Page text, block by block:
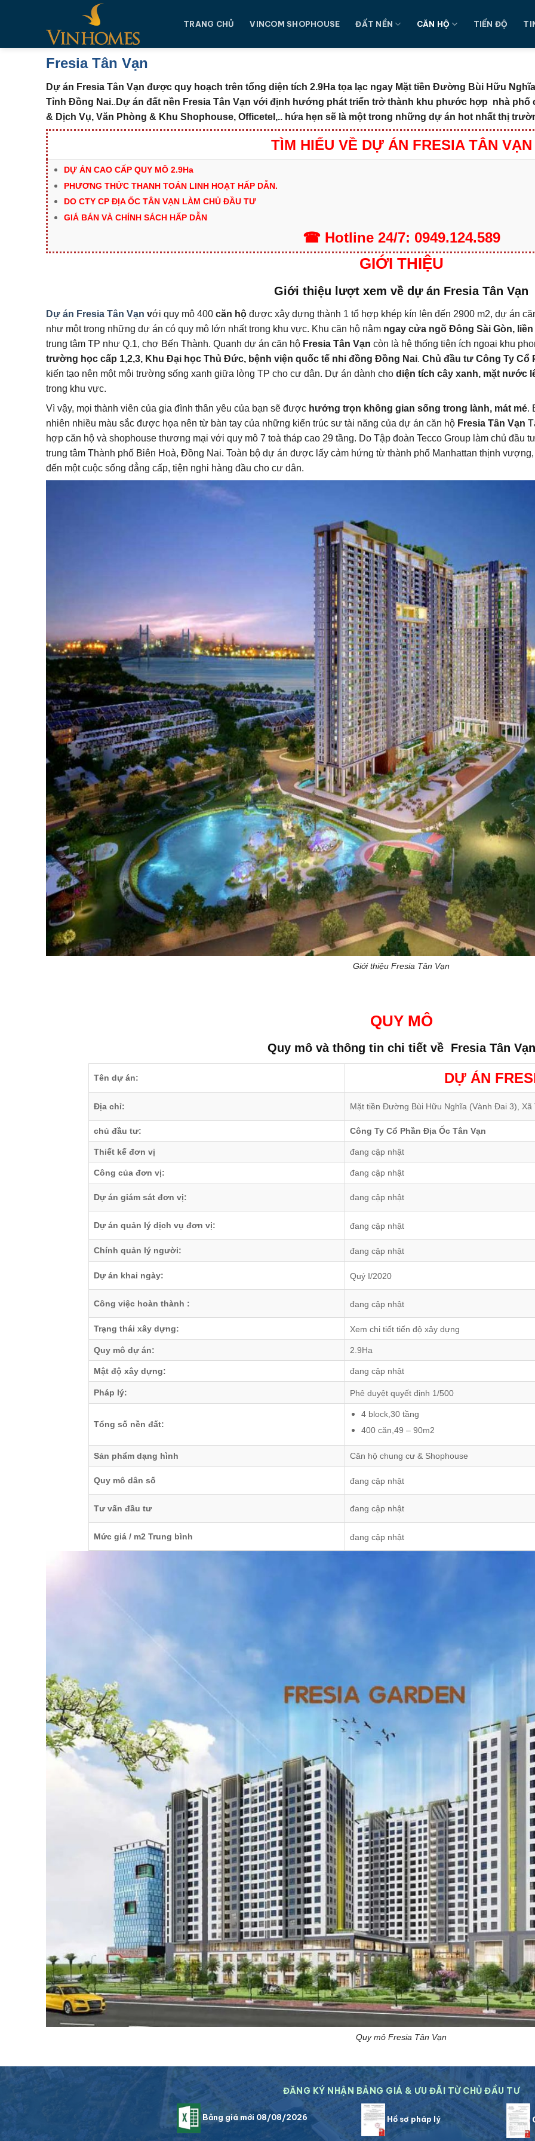
dung
TRANG CHỦ VINCOM SHOPHOUSE ĐẤT NỀN CĂN HỘ TIẾN ĐỘ
Fresia Tân Vạn
Dự án Fresia Tân Vạn được quy hoạch trên tổng diện tích 2.9Ha tọa lạc ngay Mặt tiền Đường Bùi Hữu
Tỉnh Đồng Nai.. Dự án đất nền Fresia Tân Vạn với định hướng phát triển trở thành khu phước hợp nhà
& Dịch Vụ, Văn Phòng & Khu Shophouse, Officetel,.. hứa hẹn sẽ là một trong những dự án hot nhất thị
TÌM HIỂU VỀ DỰ ÁN FRESIA TÂN VẠN
DỰ ÁN CAO CẤP QUY MÔ 2.9Ha
PHƯƠNG THỨC THANH TOÁN LINH HOẠT HẤP DẪN.
DO CTY CP ĐỊA ỐC TÂN VẠN LÀM CHỦ ĐẦU TƯ
GIÁ BÁN VÀ CHÍNH SÁCH HẤP DẪN
☎ Hotline 24/7: 0949.124.589
GIỚI THIỆU
Giới thiệu lượt xem về dự án Fresia Tân Vạn
Dự án Fresia Tân Vạn với quy mô 400 căn hộ được xây dựng thành 1 tổ hợp khép kín lên đến 2900 m2, dự án
như một trong những dự án có quy mô lớn nhất trong khu vực. Khu căn hộ nằm ngay cửa ngõ Đông Sài Gòn,
trung tâm TP như Q.1, chợ Bến Thành. Quanh dự án căn hộ Fresia Tân Vạn còn là hệ thống tiện ích ngoại khu
trường học cấp 1,2,3, Khu Đại học Thủ Đức, bệnh viện quốc tế nhi đồng Đồng Nai. Chủ đầu tư Công Ty Cổ
kiến tạo nên một môi trường sống xanh giữa lòng TP cho cư dân. Dự án dành cho diện tích cây xanh, mặt nước
trong khu vực.
Vì vậy, mọi thành viên của gia đình thân yêu của bạn sẽ được hưởng trọn không gian sống trong lành, mát mẻ.
nhiên nhiều màu sắc được họa nên từ bàn tay của những kiến trúc sư tài năng của dự án căn hộ Fresia Tân Vạn
hợp căn hộ và shophouse thương mại với quy mô 7 toà tháp cao 29 tầng. Do Tập đoàn Tecco Group làm chủ đầu
trung tâm Thành phố Biên Hoà, Đồng Nai. Toàn bộ dự án được lấy cảm hứng từ thành phố Manhattan thịnh
đến một cuộc sống đẳng cấp, tiện nghi hàng đầu cho cư dân.
Giới thiệu Fresia Tân Vạn
QUY MÔ
Quy mô và thông tin chi tiết vềFresia Tân Vạn
Tên dự án: DỰ ÁN
Địa chỉ: Mặt tiền Đường Bùi Hữu Nghĩa (Vành Đai 3),
chủ đầu tư: Công Ty Cổ Phần Địa Ốc Tân Vạn
Thiết kế đơn vị đang cập nhật
Công của đơn vị: đang cập nhật
Dự án giám sát đơn vị: đang cập nhật
Dự án quản lý dịch vụ đơn vị: đang cập nhật
Chính quản lý người: đang cập nhật
Dự án khai ngày: Quý I/2020
Công việc hoàn thành : đang cập nhật
Trạng thái xây dựng: Xem chi tiết tiến độ xây dựng
Quy mô dự án: 2.9Ha
Mật độ xây dựng: đang cập nhật
Pháp lý: Phê duyệt quyết định 1/500
Tổng số nền đất:
4 block,30 tầng
400 căn,49 – 90m2
Sản phẩm dạng hình Căn hộ chung cư & Shophouse
Quy mô dân số đang cập nhật
Tư vấn đầu tư đang cập nhật
Mức giá / m2 Trung bình đang cập nhật
Quy mô Fresia Tân Vạn
ĐĂNG KÝ NHẬN BẢNG GIÁ & ƯU ĐÃI TỪ CHỦ ĐẦU TƯ
Bảng giá mới 08/08/2026 Hồ sơ pháp lý